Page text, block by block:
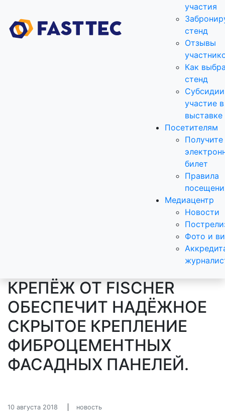
участия
стенд
Отзывы
Как
стенд
участие в
выставке
Посетителям
Получите
билет
Правила
Медиацентр
Новости
Фото и
КРЕПЁЖ ОТ FISCHER
ОБЕСПЕЧИТ НАДЁЖНОЕ
СКРЫТОЕ КРЕПЛЕНИЕ
ФИБРОЦЕМЕНТНЫХ
ФАСАДНЫХ ПАНЕЛЕЙ.
10 августа 2018 новость